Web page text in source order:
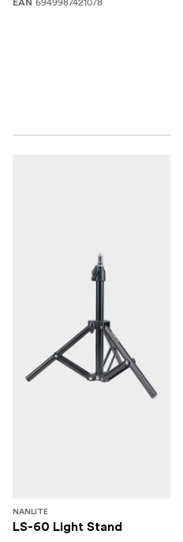
EAN
NANLITE
LS-60 Light Stand